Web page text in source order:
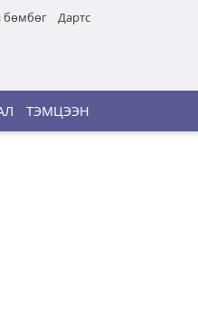
бөмбөг Дартс
ТЭМЦЭЭН